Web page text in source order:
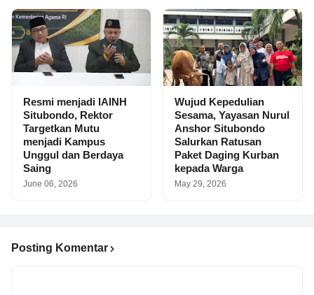
Resmi menjadi IAINH
Situbondo, Rektor
Targetkan Mutu
menjadi Kampus
Unggul dan Berdaya
Saing
June 06, 2026
Wujud Kepedulian
Sesama, Yayasan Nurul
Anshor Situbondo
Salurkan Ratusan
Paket Daging Kurban
kepada Warga
May 29, 2026
Posting Komentar